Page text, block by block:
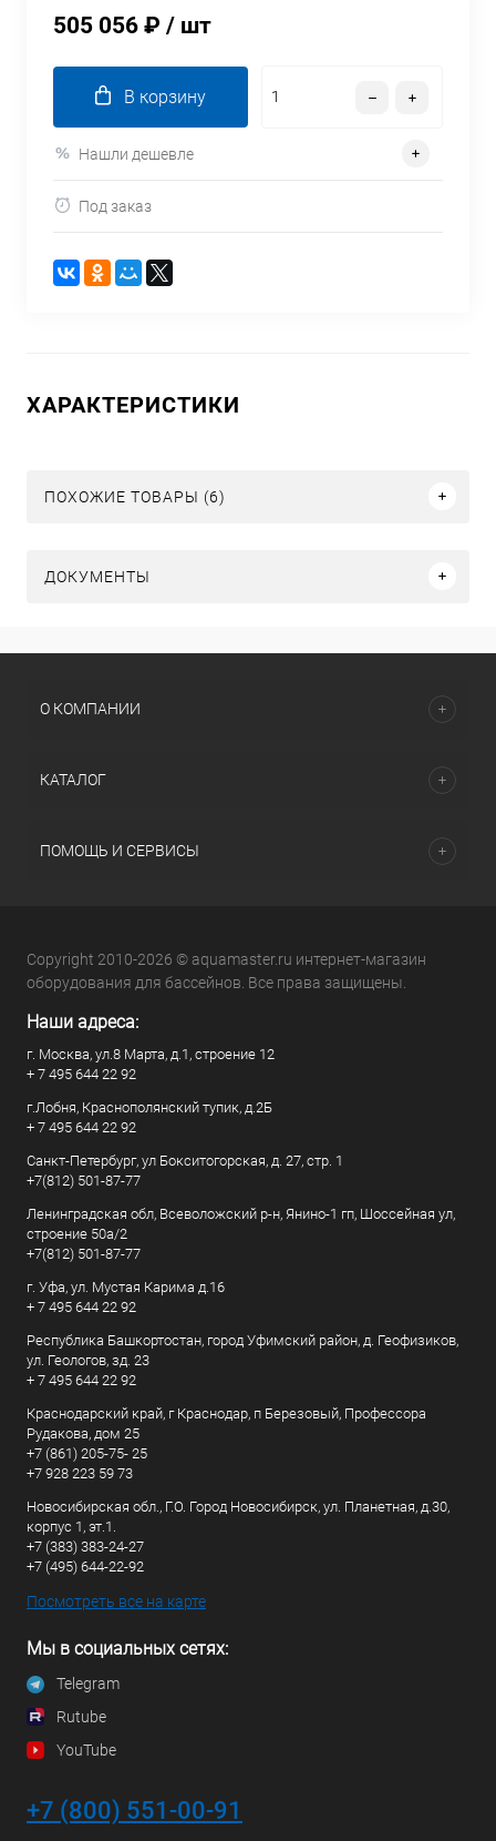
505 056 ₽ / шт
В корзину
Нашли дешевле
Под заказ
ХАРАКТЕРИСТИКИ
ПОХОЖИЕ ТОВАРЫ (6)
ДОКУМЕНТЫ
О КОМПАНИИ
КАТАЛОГ
ПОМОЩЬ И СЕРВИСЫ
Copyright 2010-2026 © aquamaster.ru интернет-магазин
оборудования для бассейнов. Все права защищены.
Наши адреса:
г. Москва, ул.8 Марта, д.1, строение 12
+ 7 495 644 22 92
г.Лобня, Краснополянский тупик, д.2Б
+ 7 495 644 22 92
Санкт-Петербург, ул Бокситогорская, д. 27, стр. 1
+7(812) 501-87-77
Ленинградская обл, Всеволожский р-н, Янино-1 гп, Шоссейная ул,
строение 50а/2
+7(812) 501-87-77
г. Уфа, ул. Мустая Карима д.16
+ 7 495 644 22 92
Республика Башкортостан, город Уфимский район, д. Геофизиков,
ул. Геологов, зд. 23
+ 7 495 644 22 92
Краснодарский край, г Краснодар, п Березовый, Профессора
Рудакова, дом 25
+7 (861) 205-75- 25
+7 928 223 59 73
Новосибирская обл., Г.О. Город Новосибирск, ул. Планетная, д.30,
корпус 1, эт.1.
+7 (383) 383-24-27
+7 (495) 644-22-92
Посмотреть все на карте
Мы в социальных сетях:
Telegram
Rutube
YouTube
+7 (800) 551-00-91